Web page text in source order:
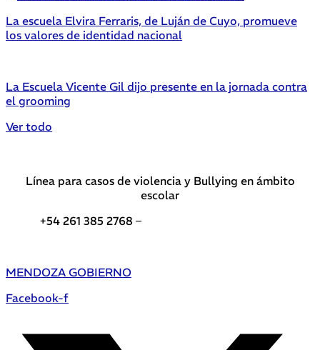
La escuela Elvira Ferraris, de Luján de Cuyo, promueve
los valores de identidad nacional
La Escuela Vicente Gil dijo presente en la jornada contra
el grooming
Ver todo
Línea para casos de violencia y Bullying en ámbito
escolar
+54 261 385 2768 –
MENDOZA GOBIERNO
Facebook-f